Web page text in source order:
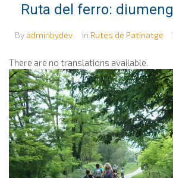
Ruta del ferro:
By adminbydev In Rutes de Patinatge
There are no translations available.